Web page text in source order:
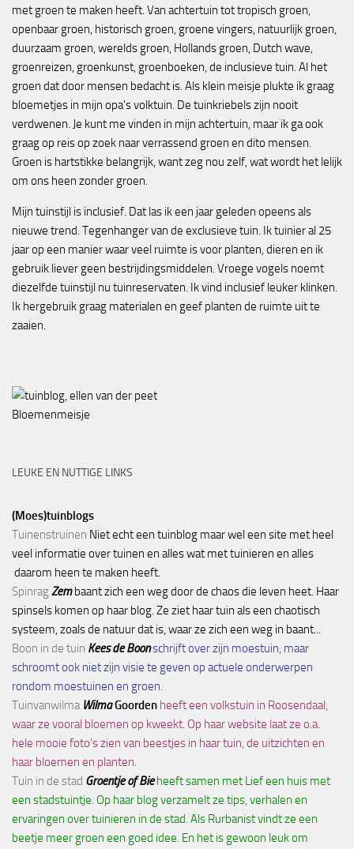
met groen te maken heeft. Van achtertuin tot tropisch groen,
openbaar groen, historisch groen, groene vingers, natuurlijk groen,
duurzaam groen, werelds groen, Hollands groen, Dutch wave,
groenreizen, groenkunst, groenboeken, de inclusieve tuin. Al het
groen dat door mensen bedacht is. Als klein meisje plukte ik graag
bloemetjes in mijn opa's volktuin. De tuinkriebels zijn nooit
verdwenen. Je kunt me vinden in mijn achtertuin, maar ik ga ook
graag op reis op zoek naar verrassend groen en dito mensen.
Groen is hartstikke belangrijk, want zeg nou zelf, wat wordt het lelijk
om ons heen zonder groen.
Mijn tuinstijl is inclusief. Dat las ik een jaar geleden opeens als
nieuwe trend. Tegenhanger van de exclusieve tuin. Ik tuinier al 25
jaar op een manier waar veel ruimte is voor planten, dieren en ik
gebruik liever geen bestrijdingsmiddelen. Vroege vogels noemt
diezelfde tuinstijl nu tuinreservaten. Ik vind inclusief leuker klinken.
Ik hergebruik graag materialen en geef planten de ruimte uit te
zaaien.
Bloemenmeisje
LEUKE EN NUTTIGE LINKS
(Moes)tuinblogs
Tuinenstruinen Niet echt een tuinblog maar wel een site met heel
veel informatie over tuinen en alles wat met tuinieren en alles
daarom heen te maken heeft.
SpinragZem baant zich een weg door de chaos die leven heet. Haar
spinsels komen op haar blog. Ze ziet haar tuin als een chaotisch
systeem, zoals de natuur dat is, waar ze zich een weg in baant...
Boon in de tuin Kees de Boonschrijft over zijn moestuin, maar
schroomt ook niet zijn visie te geven op actuele onderwerpen
rondom moestuinen en groen.
Tuinvanwilma WilmaGoorden heeft een volkstuin in Roosendaal,
waar ze vooral bloemen op kweekt. Op haar website laat ze o.a.
hele mooie foto's zien van beestjes in haar tuin, de uitzichten en
haar bloemen en planten.
Tuin in de stad Groentje of Bie heeft samen met Lief een huis met
een stadstuintje. Op haar blog verzamelt ze tips, verhalen en
ervaringen over tuinieren in de stad. Als Rurbanist vindt ze een
beetje meer groen een goed idee. En het is gewoon leuk om